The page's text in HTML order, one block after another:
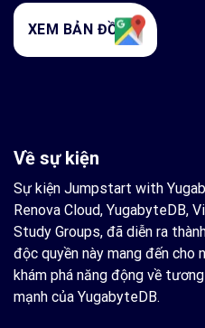
XEM BẢN ĐỒ
Về sự kiện
Sự kiện Jumpstart with
Renova Cloud, YugabyteDB,
Study Groups, đã diễn ra
độc quyền này mang đến
khám phá năng động về
mạnh của YugabyteDB.